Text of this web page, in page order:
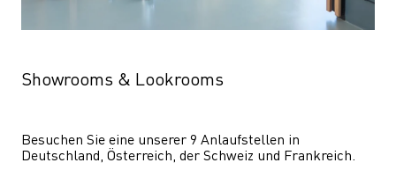
Showrooms & Lookrooms
Besuchen Sie eine unserer 9 Anlaufstellen in
Deutschland, Österreich, der Schweiz und Frankreich.